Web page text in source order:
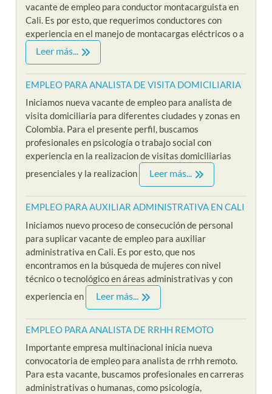
vacante de empleo para conductor montacarguista en
Cali. Es por esto, que requerimos conductores con
experiencia en el manejo de montacargas eléctricos o a
Leer más...
EMPLEO PARA ANALISTA DE VISITA DOMICILIARIA
Iniciamos nueva vacante de empleo para analista de
visita domiciliaria para diferentes ciudades y zonas en
Colombia. Para el presente perfil, buscamos
profesionales en psicología o trabajo social con
experiencia en la realizacion de visitas domiciliarias
presenciales y la realizacion
Leer más...
EMPLEO PARA AUXILIAR ADMINISTRATIVA EN CALI
Iniciamos nuevo proceso de consecución de personal
para suplicar vacante de empleo para auxiliar
administrativa en Cali. Es por esto, que nos
encontramos en la búsqueda de mujeres con nivel
técnico o tecnológico en áreas administrativas y con
experiencia en
Leer más...
EMPLEO PARA ANALISTA DE RRHH REMOTO
Importante empresa multinacional inicia nueva
convocatoria de empleo para analista de rrhh remoto.
Para esta vacante, buscamos profesionales en carreras
administrativas o humanas, como psicología,